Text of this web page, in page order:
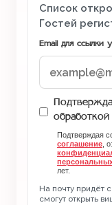
Список
Гостей
Email для ссылки
Подтверждая
соглашение ,
лет.
На почту придёт
смогут открыть